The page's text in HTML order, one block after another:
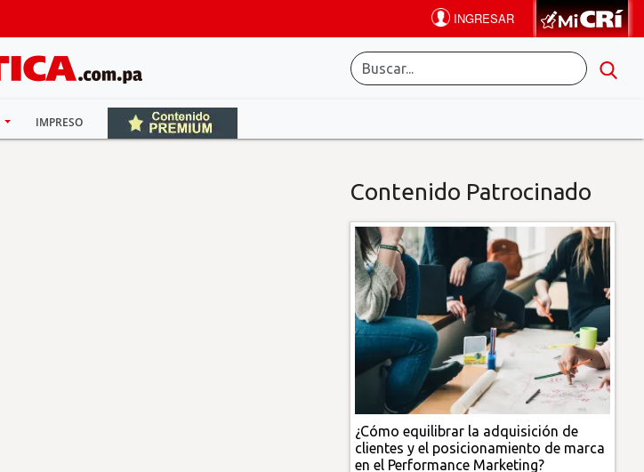
IMPRESO
Contenido Patrocinado
¿Cómo equilibrar la adquisición de
clientes y el posicionamiento de marca
en el Performance Marketing?